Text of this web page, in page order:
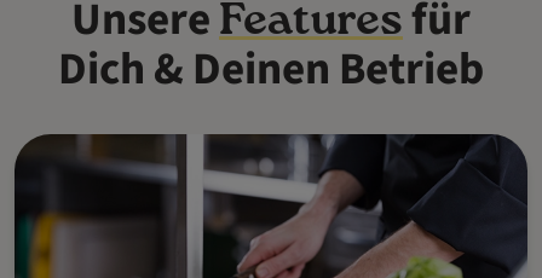
UnsereFeaturesfür
Dich & Deinen Betrieb